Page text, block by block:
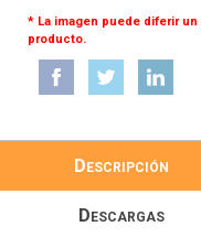
* La imagen puede diferir
producto.
Descripción
Descargas